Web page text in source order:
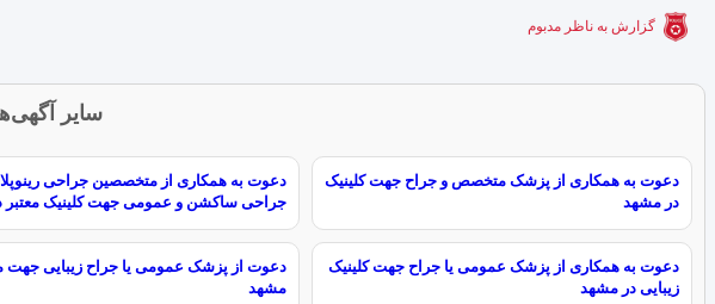
گزارش به ناظر مدبوم
سایر
دعوت به همکاری از پزشک متخصص و جراح جهت کلینیک
در مشهد
دعوت به همکاری از متخصصین جراحی
جراحی ساکشن و عمومی جهت کلینیک معتبر
دعوت به همکاری از پزشک عمومی یا جراح جهت کلینیک
زیبایی در مشهد
دعوت از پزشک عمومی یا جراح زیبایی
مشهد